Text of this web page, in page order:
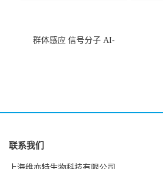
群体感应 信号分子 AI-
联系我们